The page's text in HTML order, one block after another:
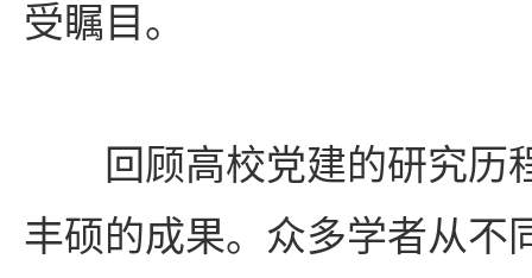
受瞩目。
回顾高校党建的研究历
丰硕的成果。众多学者从不